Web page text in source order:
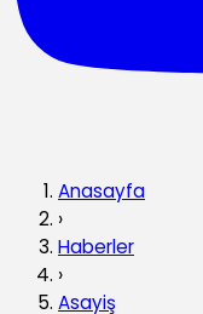
Anasayfa
›
Haberler
›
Asayiş